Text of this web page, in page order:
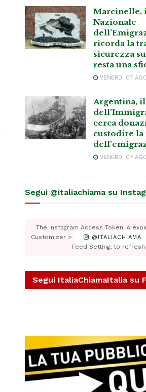
Marcinelle,
Nazionale
ricorda la
sicurezza
resta una
VENERDÌ 07
Argentina,
cerca
custodire
VENERDÌ 07
Segui @italiachiama su
@ITALIACHIAMA
The Instagram Access Token is
Customizer > JNews : Social, Like &
Feed Setting, to refresh
Segui ItaliaChiamaItalia su